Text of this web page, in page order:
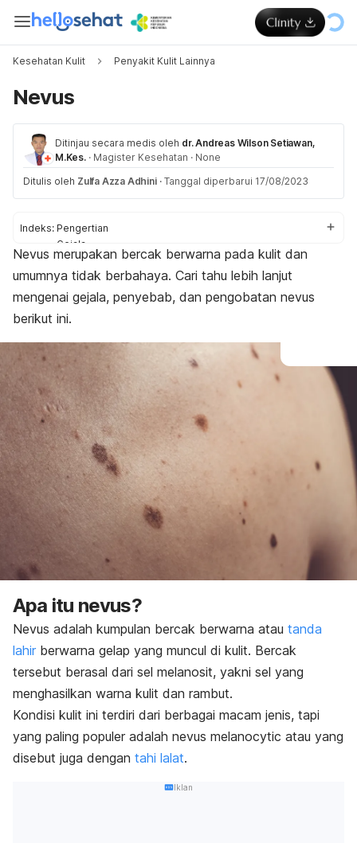
Kesehatan Kulit Penyakit Kulit Lainnya
Nevus
Ditinjau secara medis oleh dr. Andreas Wilson Setiawan,
M.Kes. · Magister Kesehatan · None
Ditulis oleh Zulfa Azza Adhini · Tanggal diperbarui 17/08/2023
Indeks: Pengertian
Gejala
Penyebab
Faktor risiko
Komplikasi
Diagnosis
Pengobatan
Pencegahan
Nevus merupakan bercak berwarna pada kulit dan
umumnya tidak berbahaya. Cari tahu lebih lanjut
mengenai gejala, penyebab, dan pengobatan nevus
berikut ini.
Apa itu nevus?
Nevus adalah kumpulan bercak berwarna atau tanda
lahir berwarna gelap yang muncul di kulit. Bercak
tersebut berasal dari sel melanosit, yakni sel yang
menghasilkan warna kulit dan rambut.
Kondisi kulit ini terdiri dari berbagai macam jenis, tapi
yang paling populer adalah nevus melanocytic atau yang
disebut juga dengan tahi lalat.
Iklan